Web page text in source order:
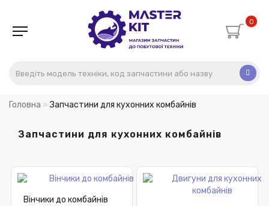
0
Головна Запчастини для кухонних комбайнів
Запчастини для кухонних комбайнів
Вінчики до комбайнів